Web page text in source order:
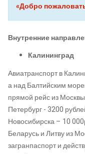
«Добро
Внутренние
Калининград
Авиатранспорт в
а над Балтийским
прямой рейс из
Петербург - 3200
Новосибирска – 10
Беларусь и Литву из
загранпаспорт и